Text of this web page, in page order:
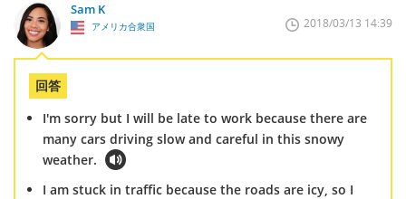
Sam K
アメリカ合衆国 2018/03/13 14:39
回答
I'm sorry but I will be late to work because there are
many cars driving slow and careful in this snowy
weather.
I am stuck in traffic because the roads are icy, so I